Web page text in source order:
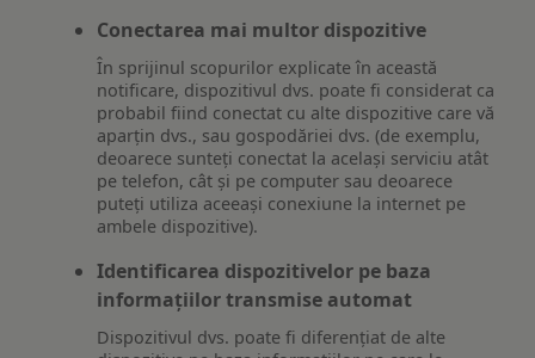
Conectarea mai multor dispozitive
În sprijinul scopurilor explicate în această
notificare, dispozitivul dvs. poate fi considerat ca
probabil fiind conectat cu alte dispozitive care vă
aparțin dvs., sau gospodăriei dvs. (de exemplu,
deoarece sunteți conectat la același serviciu atât
pe telefon, cât și pe computer sau deoarece
puteți utiliza aceeași conexiune la internet pe
ambele dispozitive).
Identificarea dispozitivelor pe baza
informațiilor transmise automat
Dispozitivul dvs. poate fi diferențiat de alte